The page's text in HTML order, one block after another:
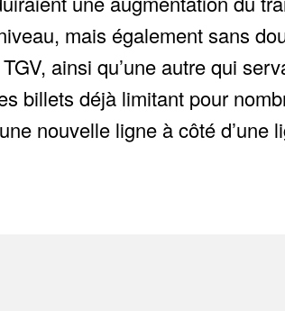
mais également sans
ainsi qu’une autre qui
billets déjà limitant pour
nouvelle ligne à côté d’une